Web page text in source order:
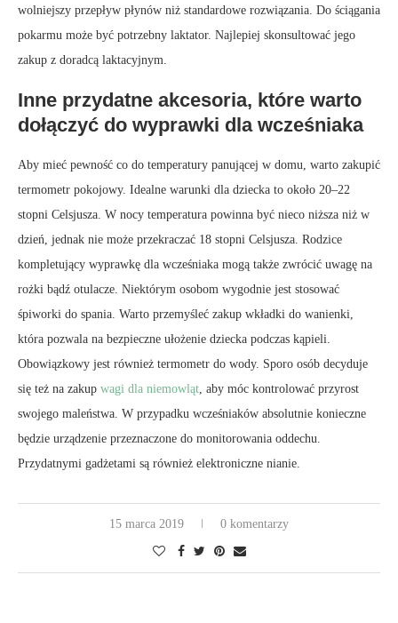
wolniejszy przepływ płynów niż standardowe rozwiązania. Do ściągania
pokarmu może być potrzebny laktator. Najlepiej skonsultować jego
zakup z doradcą laktacyjnym.
Inne przydatne akcesoria, które warto
dołączyć do wyprawki dla wcześniaka
Aby mieć pewność co do temperatury panującej w domu, warto zakupić
termometr pokojowy. Idealne warunki dla dziecka to około 20–22
stopni Celsjusza. W nocy temperatura powinna być nieco niższa niż w
dzień, jednak nie może przekraczać 18 stopni Celsjusza. Rodzice
kompletujący wyprawkę dla wcześniaka mogą także zwrócić uwagę na
rożki bądź otulacze. Niektórym osobom wygodnie jest stosować
śpiworki do spania. Warto przemyśleć zakup wkładki do wanienki,
która pozwala na bezpieczne ułożenie dziecka podczas kąpieli.
Obowiązkowy jest również termometr do wody. Sporo osób decyduje
się też na zakup wagi dla niemowląt , aby móc kontrolować przyrost
swojego maleństwa. W przypadku wcześniaków absolutnie konieczne
będzie urządzenie przeznaczone do monitorowania oddechu.
Przydatnymi gadżetami są również elektroniczne nianie.
15 marca 2019 0 komentarzy